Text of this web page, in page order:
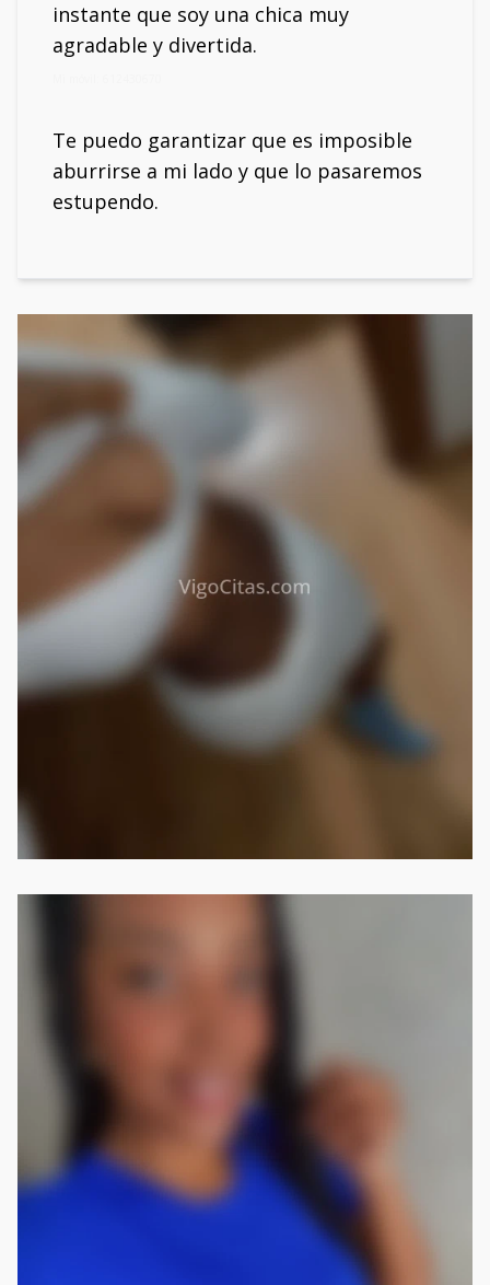
instante que soy una chica muy
agradable y divertida.
Te puedo garantizar que es imposible
aburrirse a mi lado y que lo pasaremos
estupendo.